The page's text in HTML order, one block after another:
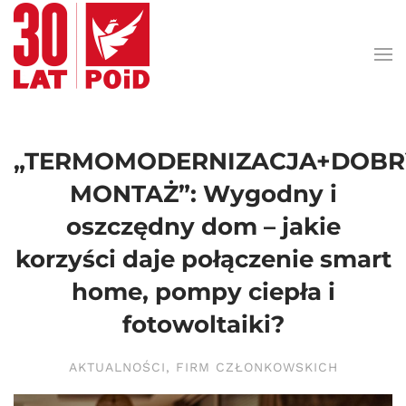
Przejdź do treści głównej
MONTAŻ”: Wygodny i
oszczędny dom – jakie
korzyści daje połączenie smart
home, pompy ciepła i
fotowoltaiki?
AKTUALNOŚCI, FIRM CZŁONKOWSKICH